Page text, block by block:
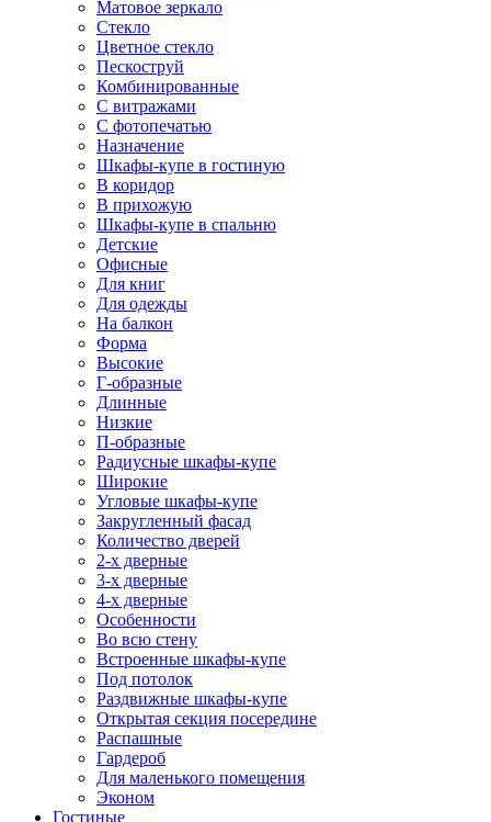
Матовое зеркало
Стекло
Цветное стекло
Пескоструй
Комбинированные
С витражами
С фотопечатью
Назначение
Шкафы-купе в гостиную
В коридор
В прихожую
Шкафы-купе в спальню
Детские
Офисные
Для книг
Для одежды
На балкон
Форма
Высокие
Г-образные
Длинные
Низкие
П-образные
Радиусные шкафы-купе
Широкие
Угловые шкафы-купе
Закругленный фасад
Количество дверей
2-х дверные
3-х дверные
4-х дверные
Особенности
Во всю стену
Встроенные шкафы-купе
Под потолок
Раздвижные шкафы-купе
Открытая секция посередине
Распашные
Гардероб
Для маленького помещения
Эконом
Гостиные